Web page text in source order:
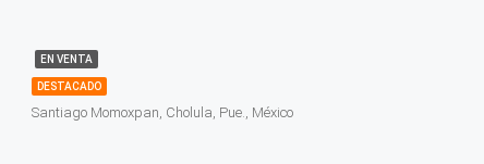
EN VENTA
DESTACADO
Santiago Momoxpan, Cholula, Pue., México